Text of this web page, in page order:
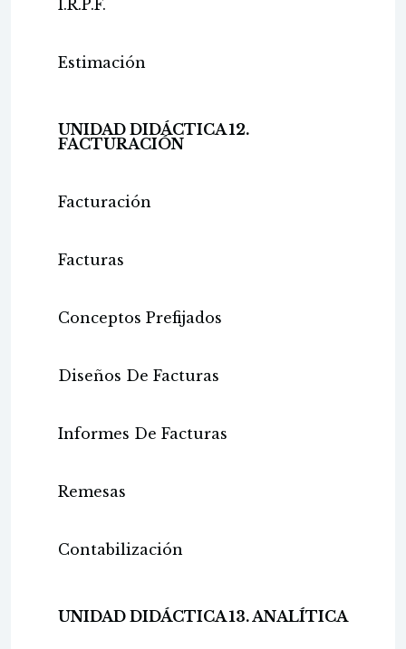
I.R.P.F.
Estimación
UNIDAD DIDÁCTICA 12.
FACTURACIÓN
Facturación
Facturas
Conceptos Prefijados
Diseños De Facturas
Informes De Facturas
Remesas
Contabilización
UNIDAD DIDÁCTICA 13. ANALÍTICA